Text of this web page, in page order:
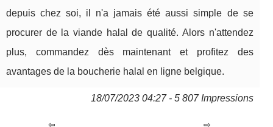
depuis chez soi, il n'a jamais été aussi simple de se
procurer de la viande halal de qualité. Alors n'attendez
plus, commandez dès maintenant et profitez des
avantages de la boucherie halal en ligne belgique.
18/07/2023 04:27 - 5 807 Impressions